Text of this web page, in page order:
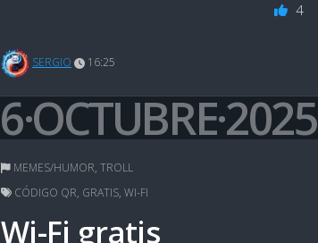
4
SERGIO 16:25
6·OCTUBRE·2025
MEMES/HUMOR, TROLL
CÓDIGO QR, GRATIS, WI-FI
Wi-Fi gratis